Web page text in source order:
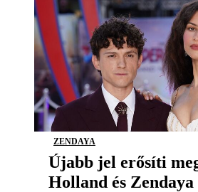
ZENDAYA
Újabb jel erősíti
Holland és